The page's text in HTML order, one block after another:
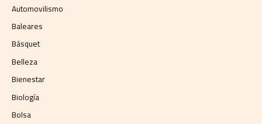
Automovilismo
Baleares
Básquet
Belleza
Bienestar
Biología
Bolsa